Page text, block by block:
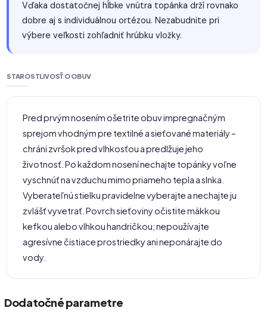
Vďaka dostatočnej hĺbke vnútra topánka drží rovnako
dobre aj s individuálnou ortézou. Nezabudnite pri
výbere veľkosti zohľadniť hrúbku vložky.
STAROSTLIVOSŤ O OBUV
Pred prvým nosením ošetrite obuv impregnačným
sprejom vhodným pre textilné a sieťované materiály –
chráni zvršok pred vlhkosťou a predlžuje jeho
životnosť. Po každom nosení nechajte topánky voľne
vyschnúť na vzduchu mimo priameho tepla a slnka.
Vyberateľnú stielku pravidelne vyberajte a nechajte ju
zvlášť vyvetrať. Povrch sieťoviny očistite mäkkou
kefkou alebo vlhkou handričkou; nepoužívajte
agresívne čistiace prostriedky ani neponárajte do
vody.
Dodatočné parametre